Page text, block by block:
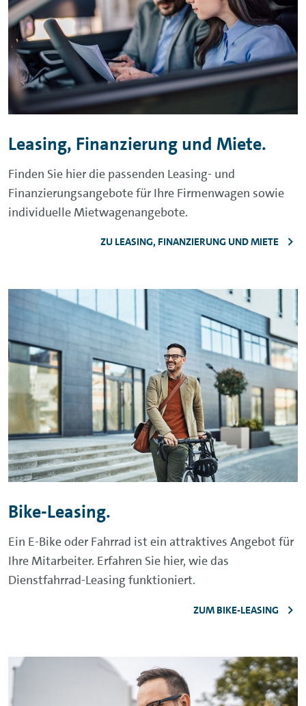
Leasing, Finanzierung und Miete.
Finden Sie hier die passenden Leasing- und
Finanzierungsangebote für Ihre Firmenwagen sowie
individuelle Mietwagenangebote.
ZU LEASING, FINANZIERUNG UND MIETE
Bike-Leasing.
Ein E-Bikeoder Fahrrad ist ein attraktives Angebot für
Ihre Mitarbeiter. Erfahren Sie hier, wie das
Dienstfahrrad-Leasing funktioniert.
ZUM BIKE-LEASING